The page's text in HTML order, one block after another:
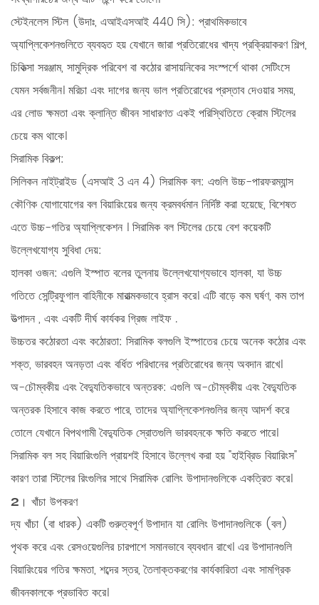
স্টেইনলেস স্টিল (উদাঃ, এআইএসআই 440 সি): প্রাথমিকভাবে
অ্যাপ্লিকেশনগুলিতে ব্যবহৃত হয় যেখানেজারা প্রতিরোধেরখাদ্য প্রক্রিয়াকরণ শিল্প,
চিকিত্সা সরঞ্জাম, সামুদ্রিক পরিবেশ বা কঠোর রাসায়নিকের সংস্পর্শে থাকা সেটিংসে
যেমন সর্বজনীন। মরিচা এবং দাগের জন্য ভাল প্রতিরোধের প্রস্তাব দেওয়ার সময়,
এর লোড ক্ষমতা এবং ক্লান্তি জীবন সাধারণত একই পরিস্থিতিতে ক্রোম স্টিলের
চেয়ে কম থাকে।
সিরামিক বিকল্প:
সিলিকন নাইট্রাইড (এসআই 3 এন 4) সিরামিক বল: এগুলি উচ্চ-পারফরম্যান্স
কৌণিক যোগাযোগের বল বিয়ারিংয়ের জন্য ক্রমবর্ধমান নির্দিষ্ট করা হয়েছে, বিশেষত
এতেউচ্চ-গতির অ্যাপ্লিকেশন । সিরামিক বল স্টিলের চেয়ে বেশ কয়েকটি
উল্লেখযোগ্য সুবিধা দেয়:
হালকা ওজন: এগুলি ইস্পাত বলের তুলনায় উল্লেখযোগ্যভাবে হালকা, যা উচ্চ
গতিতে সেন্ট্রিফুগাল বাহিনীকে মারাত্মকভাবে হ্রাস করে। এটি বাড়েকম ঘর্ষণ, কম তাপ
উত্পাদন, এবং একটি দীর্ঘ কার্যকরগ্রিজ লাইফ .
উচ্চতর কঠোরতা এবং কঠোরতা: সিরামিক বলগুলি ইস্পাতের চেয়ে অনেক কঠোর এবং
শক্ত, ভারবহন অনড়তা এবং বর্ধিত পরিধানের প্রতিরোধের জন্য অবদান রাখে।
অ-চৌম্বকীয় এবং বৈদ্যুতিকভাবে অন্তরক: এগুলি অ-চৌম্বকীয় এবং বৈদ্যুতিক
অন্তরক হিসাবে কাজ করতে পারে, তাদের অ্যাপ্লিকেশনগুলির জন্য আদর্শ করে
তোলে যেখানে বিপথগামী বৈদ্যুতিক স্রোতগুলি ভারবহনকে ক্ষতি করতে পারে।
সিরামিক বল সহ বিয়ারিংগুলি প্রায়শই হিসাবে উল্লেখ করা হয়"হাইব্রিড বিয়ারিংস"
কারণ তারা স্টিলের রিংগুলির সাথে সিরামিক রোলিং উপাদানগুলিকে একত্রিত করে।
2। খাঁচা উপকরণ
দ্যখাঁচা (বা ধারক) একটি গুরুত্বপূর্ণ উপাদান যা রোলিং উপাদানগুলিকে (বল)
পৃথক করে এবং রেসওয়েগুলির চারপাশে সমানভাবে ব্যবধান রাখে। এর উপাদানগুলি
বিয়ারিংয়ের গতির ক্ষমতা, শব্দের স্তর, তৈলাক্তকরণের কার্যকারিতা এবং সামগ্রিক
জীবনকালকে প্রভাবিত করে।